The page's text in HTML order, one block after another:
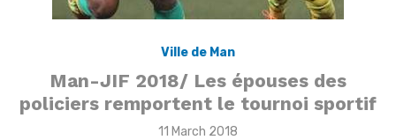
Ville de Man
Man-JIF 2018/ Les épouses des
policiers remportent le tournoi sportif
Posted
11 March 2018